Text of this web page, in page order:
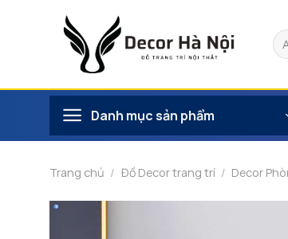
Danh mục sản phẩm
Trang chủ / Đồ Decor trang trí / Decor